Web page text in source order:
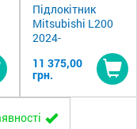
Підлокітник
Mitsubishi L200
2024-
11 375,00
грн.